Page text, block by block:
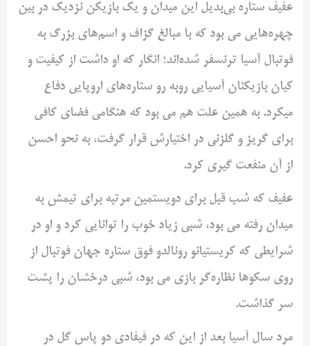
عفیف ستاره بی‌بدیل این میدان و یک بازیکن نزدیک در بین
چهره‌هایی می بود که با مبالغ گزاف و اسم‌های بزرگ به
فوتبال آسیا ترنسفر شده‌اند؛ انگار که او داشت از کیفیت و
کیان بازیکنان آسیایی روبه رو ستاره‌های اروپایی دفاع
میکرد. به همین علت هم می بود که هنگامی فضای کافی
برای گریز و گلزنی در اختیارش قرار گرفت، به نحو احسن
از آن منفعت گیری کرد.
عفیف که شب قبل برای دویستمین مرتبه برای تیمش به
میدان رفته می بود، شبی زیاد خوب را توانایی کرد و او در
شرایطی که کریستیانو رونالدو فوق ستاره جهان فوتبال از
روی سکوها نظاره‌گر بازی می بود، شبی درخشان را پشت
سر گذاشت.
مرد سال آسیا بعد از این که در فیفادی دو پاس گل در